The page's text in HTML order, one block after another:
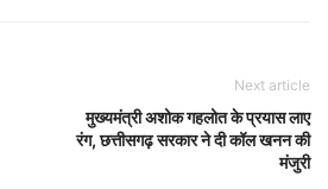
Next article
मुख्यमंत्री अशोक गहलोत के प्रयास लाए
रंग, छत्तीसगढ़ सरकार ने दी कॉल खनन की
मंजुरी